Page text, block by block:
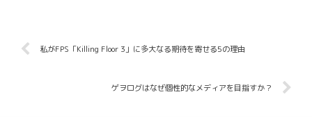
私がFPS「Killing Floor 3」に多大なる期待を寄せる5の理由
ゲヲログはなぜ個性的なメディアを目指すか？